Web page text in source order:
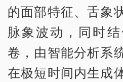
的面部特征、舌象
脉象波动，同时
卷，由智能分析系
在极短时间内生成